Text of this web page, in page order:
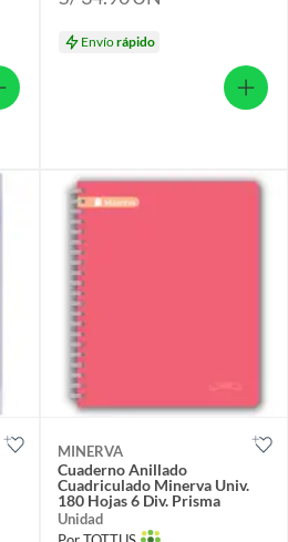
Envíorápido
MINERVA
Cuaderno Anillado
Cuadriculado Minerva Univ.
180 Hojas 6 Div. Prisma
Unidad